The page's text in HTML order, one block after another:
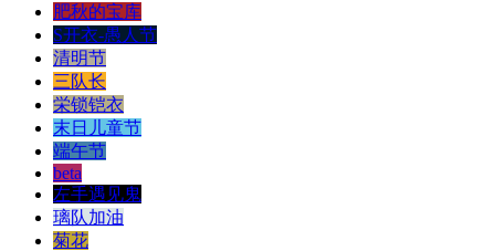
肥秋的宝库
S开衣-愚人节
清明节
三队长
栄锁铠衣
末日儿童节
端午节
beta
左手遇见鬼
璃队加油
菊花